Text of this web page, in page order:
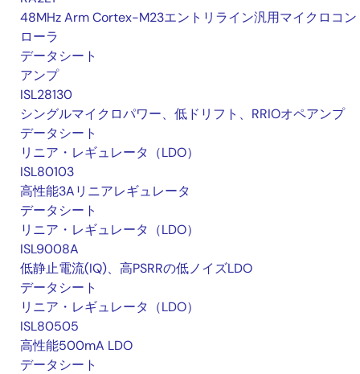
48MHz Arm Cortex-M23エントリライン汎用マイクロコン
ローラ
データシート
アンプ
ISL28130
シングルマイクロパワー、低ドリフト、RRIOオペアンプ
データシート
リニア・レギュレータ（LDO）
ISL80103
高性能3Aリニアレギュレータ
データシート
リニア・レギュレータ（LDO）
ISL9008A
低静止電流(IQ)、高PSRRの低ノイズLDO
データシート
リニア・レギュレータ（LDO）
ISL80505
高性能500mA LDO
データシート